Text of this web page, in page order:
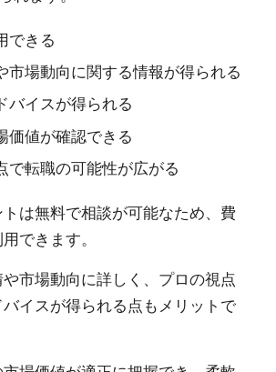
できる
市場動向に関する情報が得られる
バイスが得られる
価値が確認できる
で転職の可能性が広がる
は無料で相談が可能なため、費
できます。
市場動向に詳しく、プロの視点
イスが得られる点もメリットで